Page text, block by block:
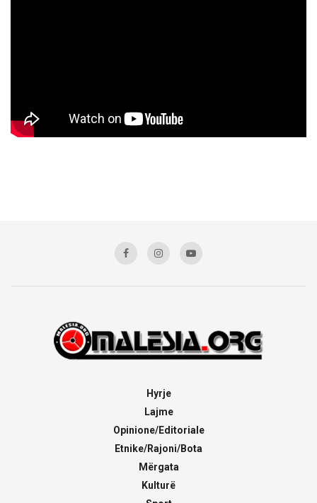
Hyrje
Lajme
Opinione/Editoriale
Etnike/Rajoni/Bota
Mërgata
Kulturë